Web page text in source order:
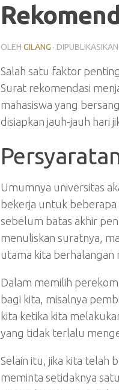
OLEH GILANG · DIPUBLIKASIKAN
Salah satu faktor
Surat rekomendasi
mahasiswa yang
disiapkan jauh-jauh hari
Umumnya universitas
bekerja untuk
sebelum batas akhir
menuliskan suratnya,
utama kita berhalangan
Dalam memilih
bagi kita, misalnya
kita ketika kita
yang tidak terlalu
Selain itu, jika kita telah
meminta setidaknya